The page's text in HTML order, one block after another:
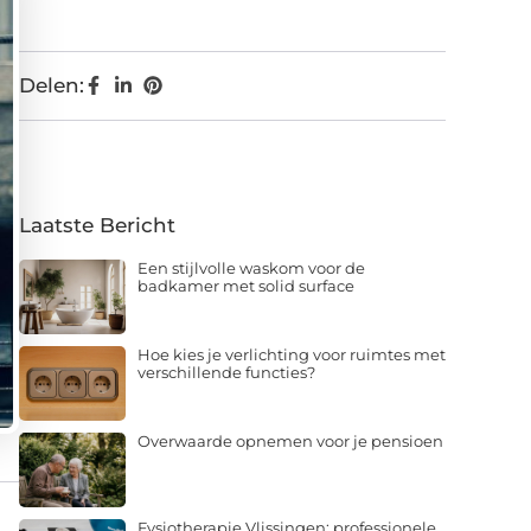
Delen:
Laatste Bericht
Een stijlvolle waskom voor de
badkamer met solid surface
Hoe kies je verlichting voor ruimtes met
verschillende functies?
Overwaarde opnemen voor je pensioen